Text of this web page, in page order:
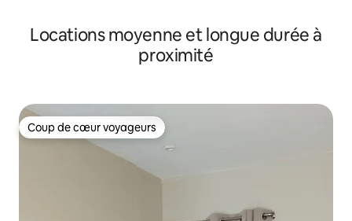
Locations moyenne et longue durée à
proximité
Coup de cœur voyageurs
Coup de cœur voyageurs